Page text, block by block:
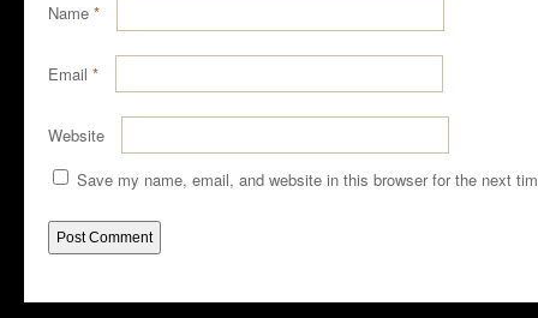
Name *
Email *
Website
Save my name, email, and website in this browser for the next